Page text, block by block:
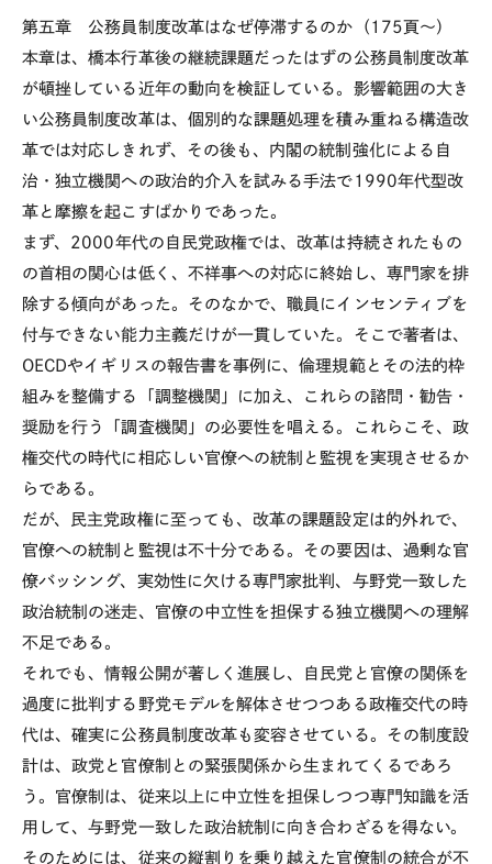
第五章 公務員制度改革はなぜ停滞するのか（175頁～）
本章は、橋本行革後の継続課題だったはずの公務員制度改革
が頓挫している近年の動向を検証している。影響範囲の大き
い公務員制度改革は、個別的な課題処理を積み重ねる構造改
革では対応しきれず、その後も、内閣の統制強化による自
治・独立機関への政治的介入を試みる手法で1990年代型改
革と摩擦を起こすばかりであった。
まず、2000年代の自民党政権では、改革は持続されたもの
の首相の関心は低く、不祥事への対応に終始し、専門家を排
除する傾向があった。そのなかで、職員にインセンティブを
付与できない能力主義だけが一貫していた。そこで著者は、
OECDやイギリスの報告書を事例に、倫理規範とその法的枠
組みを整備する「調整機関」に加え、これらの諮問・勧告・
奨励を行う「調査機関」の必要性を唱える。これらこそ、政
権交代の時代に相応しい官僚への統制と監視を実現させるか
らである。
だが、民主党政権に至っても、改革の課題設定は的外れで、
官僚への統制と監視は不十分である。その要因は、過剰な官
僚バッシング、実効性に欠ける専門家批判、与野党一致した
政治統制の迷走、官僚の中立性を担保する独立機関への理解
不足である。
それでも、情報公開が著しく進展し、自民党と官僚の関係を
過度に批判する野党モデルを解体させつつある政権交代の時
代は、確実に公務員制度改革も変容させている。その制度設
計は、政党と官僚制との緊張関係から生まれてくるであろ
う。官僚制は、従来以上に中立性を担保しつつ専門知識を活
用して、与野党一致した政治統制に向き合わざるを得ない。
そのためには、従来の縦割りを乗り越えた官僚制の統合が不